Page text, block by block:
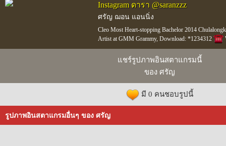
Instagram ดารา @saranzzz
ศรัญ ฌอน แอนนิ่ง
Cleo Most Heart-stopping Bachelor 2014
Artist at GMM Grammy, Download: *1234312
แชร์รูปภาพอินสตาแกรมนี้
ของ ศรัญ
มี 0 คนชอบรูปนี้
รูปภาพอินสตาแกรมอื่นๆ ของ ศรัญ